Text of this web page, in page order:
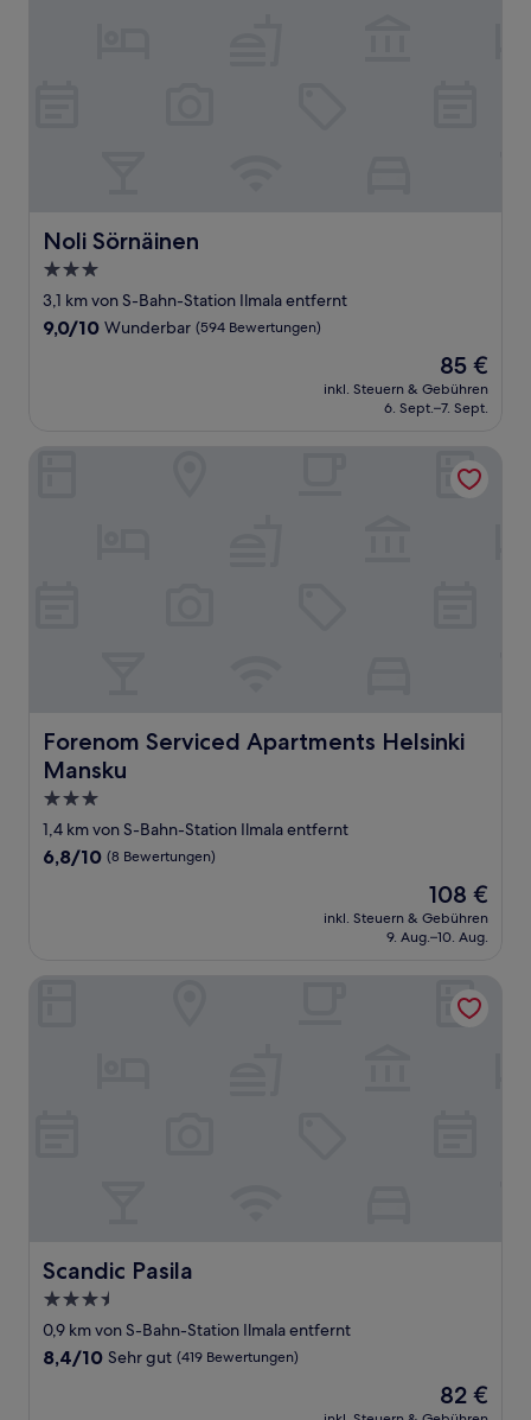
Noli Sörnäinen
Noli Sörnäinen
3.0-
Sterne-
Unterkunft
3,1 km von S-Bahn-Station Ilmala entfernt
9.0
9,0/10 Wunderbar (594 Bewertungen)
Der
Preis
beträgt
85 €
inkl. Steuern & Gebühren
6. Sept.–7. Sept.
Forenom Serviced Apartments Helsinki
Mansku
Forenom Serviced Apartments Helsinki Mansku
3.0-
Sterne-
Unterkunft
1,4 km von S-Bahn-Station Ilmala entfernt
6.8
6,8/10 (8 Bewertungen)
Der
Preis
beträgt
108 €
inkl. Steuern & Gebühren
9. Aug.–10. Aug.
Scandic Pasila
Scandic Pasila
3.5-
Sterne-
Unterkunft
0,9 km von S-Bahn-Station Ilmala entfernt
8.4
8,4/10 Sehr gut (419 Bewertungen)
Der
Preis
82 €